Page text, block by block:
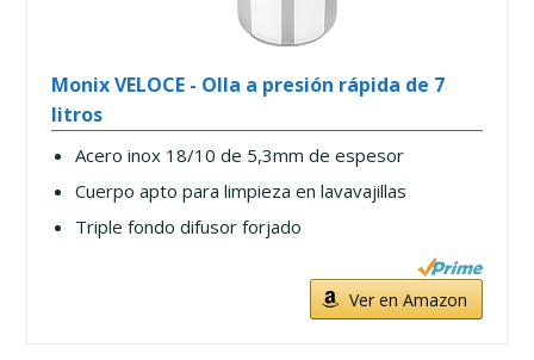
Monix VELOCE - Olla a presión rápida de 7
litros
Acero inox 18/10 de 5,3mm de espesor
Cuerpo apto para limpieza en lavavajillas
Triple fondo difusor forjado
Ver en Amazon